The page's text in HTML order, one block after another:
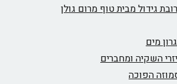
גידול מבית טוף מרום גולן
מים
השקיה ומחברים
הפוכה